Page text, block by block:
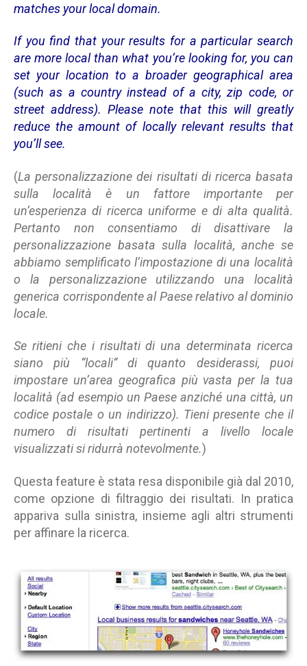
matches your local domain.
If you find that your results for a particular search
are more local than what you’re looking for, you can
set your location to a broader geographical area
(such as a country instead of a city, zip code, or
street address). Please note that this will greatly
reduce the amount of locally relevant results that
you’ll see.
(La personalizzazione dei risultati di ricerca basata
sulla località è un fattore importante per
un’esperienza di ricerca uniforme e di alta qualità.
Pertanto non consentiamo di disattivare la
personalizzazione basata sulla località, anche se
abbiamo semplificato l’impostazione di una località
o la personalizzazione utilizzando una località
generica corrispondente al Paese relativo al dominio
locale.
Se ritieni che i risultati di una determinata ricerca
siano più “locali” di quanto desiderassi, puoi
impostare un’area geografica più vasta per la tua
località (ad esempio un Paese anziché una città, un
codice postale o un indirizzo). Tieni presente che il
numero di risultati pertinenti a livello locale
visualizzati si ridurrà notevolmente.)
Questa feature è stata resa disponibile già dal 2010,
come opzione di filtraggio dei risultati. In pratica
appariva sulla sinistra, insieme agli altri strumenti
per affinare la ricerca.